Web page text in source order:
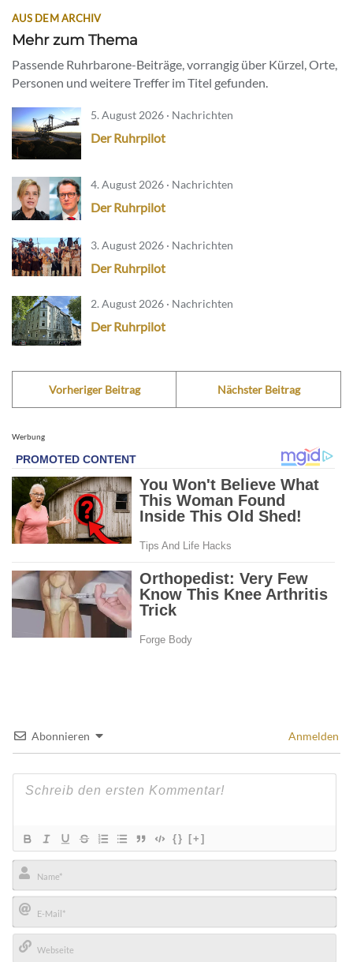
AUS DEM ARCHIV
Mehr zum Thema
Passende Ruhrbarone-Beiträge, vorrangig über Kürzel, Orte,
Personen und weitere Treffer im Titel gefunden.
5. August 2026 · Nachrichten
Der Ruhrpilot
4. August 2026 · Nachrichten
Der Ruhrpilot
3. August 2026 · Nachrichten
Der Ruhrpilot
2. August 2026 · Nachrichten
Der Ruhrpilot
Vorheriger Beitrag Nächster Beitrag
Werbung
Abonnieren Anmelden
{} [+]
Name*
E-
Mail*